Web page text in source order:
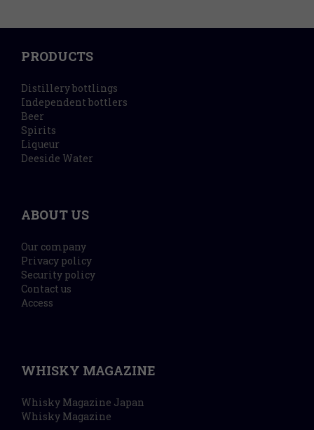
PRODUCTS
Distillery bottlings
Independent bottlers
Beer
Spirits
Liqueur
Deeside Water
ABOUT US
Our company
Privacy policy
Security policy
Contact us
Access
WHISKY MAGAZINE
Whisky Magazine Japan
Whisky Magazine